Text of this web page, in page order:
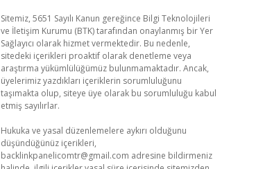
Sitemiz, 5651 Sayılı Kanun gereğince Bilgi Teknolojileri
ve İletişim Kurumu (BTK) tarafından onaylanmış bir Yer
Sağlayıcı olarak hizmet vermektedir. Bu nedenle,
sitedeki içerikleri proaktif olarak denetleme veya
araştırma yükümlülüğümüz bulunmamaktadır. Ancak,
üyelerimiz yazdıkları içeriklerin sorumluluğunu
taşımakta olup, siteye üye olarak bu sorumluluğu kabul
etmiş sayılırlar.
Hukuka ve yasal düzenlemelere aykırı olduğunu
düşündüğünüz içerikleri,
backlinkpanelicomtr@gmail.com adresine bildirmeniz